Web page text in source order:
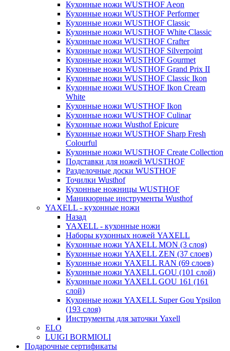
Кухонные ножи WUSTHOF Aeon
Кухонные ножи WUSTHOF Performer
Кухонные ножи WUSTHOF Classic
Кухонные ножи WUSTHOF White Classic
Кухонные ножи WUSTHOF Crafter
Кухонные ножи WUSTHOF Silverpoint
Кухонные ножи WUSTHOF Gourmet
Кухонные ножи WUSTHOF Grand Prix II
Кухонные ножи WUSTHOF Classic Ikon
Кухонные ножи WUSTHOF Ikon Cream
White
Кухонные ножи WUSTHOF Ikon
Кухонные ножи WUSTHOF Culinar
Кухонные ножи Wusthof Epicure
Кухонные ножи WUSTHOF Sharp Fresh
Colourful
Кухонные ножи WUSTHOF Create Collection
Подставки для ножей WUSTHOF
Разделочные доски WUSTHOF
Точилки Wusthof
Кухонные ножницы WUSTHOF
Маникюрные инструменты Wusthof
YAXELL - кухонные ножи
Назад
YAXELL - кухонные ножи
Наборы кухонных ножей YAXELL
Кухонные ножи YAXELL MON (3 слоя)
Кухонные ножи YAXELL ZEN (37 слоев)
Кухонные ножи YAXELL RAN (69 слоев)
Кухонные ножи YAXELL GOU (101 слой)
Кухонные ножи YAXELL GOU 161 (161
слой)
Кухонные ножи YAXELL Super Gou Ypsilon
(193 слоя)
Инструменты для заточки Yaxell
ELO
LUIGI BORMIOLI
Подарочные сертификаты